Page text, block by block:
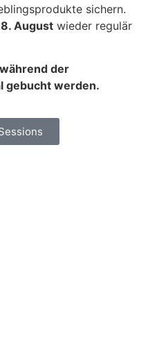
sichern.
August wieder regulär
der
gebucht werden.